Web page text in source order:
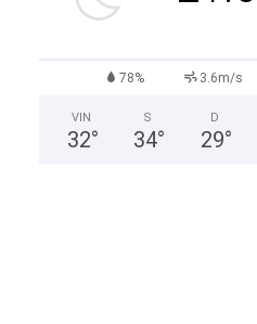
78% 3.6m/s
VIN
32°
S
34°
D
29°